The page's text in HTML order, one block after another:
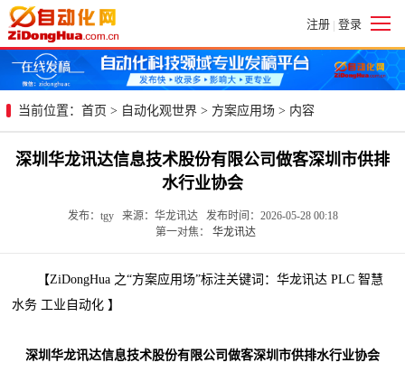
注册 | 登录
当前位置： 首页 > 自动化观世界 > 方案应用场 > 内容
深圳华龙讯达信息技术股份有限公司做客深圳市供排
水行业协会
发布：tgy 来源：华龙讯达 发布时间：2026-05-28 00:18
第一对焦： 华龙讯达
【ZiDongHua 之“方案应用场”标注关键词：华龙讯达 PLC 智慧
水务 工业自动化 】
深圳华龙讯达信息技术股份有限公司做客深圳市供排水行业协会